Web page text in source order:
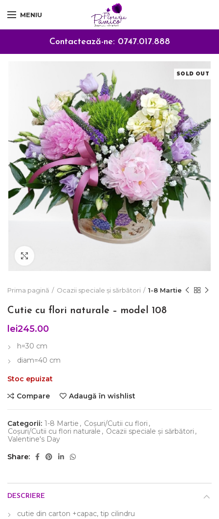
MENIU
Contactează-ne: 0747.017.888
SOLD OUT
Prima pagină Ocazii speciale și sărbători 1-8 Martie
Cutie cu flori naturale – model 108
lei245.00
h=30 cm
diam=40 cm
Stoc epuizat
Compare
Adaugă în wishlist
Categorii: 1-8 Martie , Coșuri/Cutii cu flori ,
Coșuri/Cutii cu flori naturale , Ocazii speciale și sărbători ,
Valentine's Day
Share
DESCRIERE
cutie din carton +capac, tip cilindru